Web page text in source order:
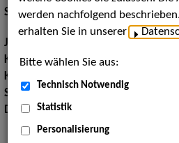
Schauspiel:Film und TV
Jahrgang:
Körpergröße:167 cm
Konfektionsgröße:
Sprachen:
Dialekte:Bayerisch, Wienerisch
werden nachfolgend
erhalten Sie in unserer
Bitte wählen Sie aus:
Technisch Notwendig
Statistik
Personalisierung